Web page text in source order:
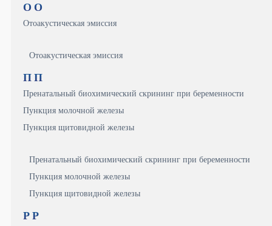
О О
Отоакустическая эмиссия
Отоакустическая эмиссия
П П
Пренатальный биохимический скрининг при беременности
Пункция молочной железы
Пункция щитовидной железы
Пренатальный биохимический скрининг при беременности
Пункция молочной железы
Пункция щитовидной железы
Р Р